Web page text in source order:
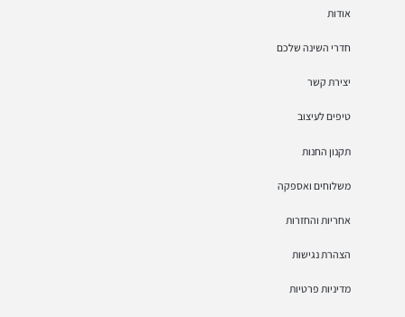
אודות
חדרי השינה שלכם
יצירת קשר
טיפים לעיצוב
תקנון החנות
משלוחים ואספקה
אחריות והחזרות
הצהרת נגישות
מדיניות פרטיות